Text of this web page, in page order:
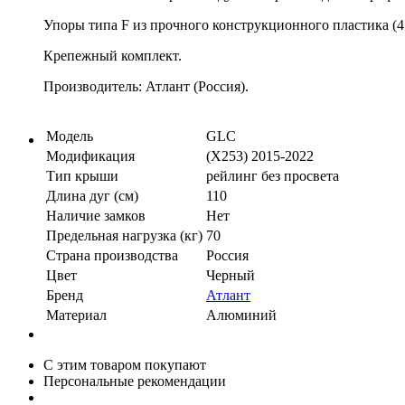
Упоры типа F из прочного конструкционного пластика
Крепежный комплект.
Производитель: Атлант (Россия).
Модель
GLC
Модификация
(X253) 2015-2022
Тип крыши
рейлинг без просвета
Длина дуг (см)
110
Наличие замков
Нет
Предельная нагрузка (кг) 70
Страна производства
Россия
Цвет
Черный
Бренд
Атлант
Материал
Алюминий
С этим товаром покупают
Персональные рекомендации